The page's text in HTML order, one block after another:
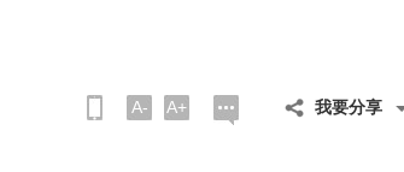
A- A+ 我要分享